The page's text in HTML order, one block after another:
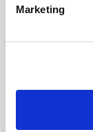
Marketing